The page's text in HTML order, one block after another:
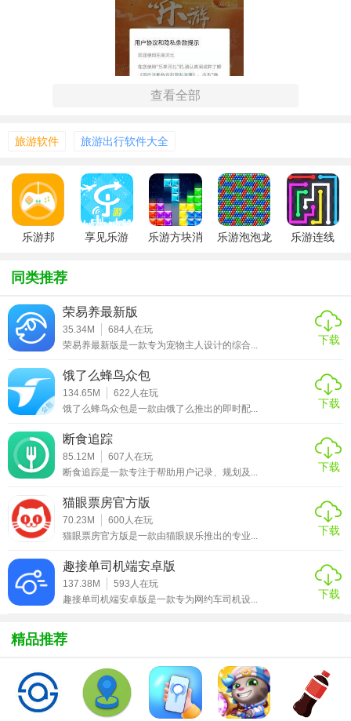
【乐游冀特色】
景点图片、视频、历史背景等，让用户更全面地了解目的
地。
2. 智能规划：根据用户的偏好和预算，智能推荐合适的旅游
3. 实用工具：内置地图导航、天气预报、汇率换算等实用工
具，方便用户出行。
4. 互动社区：用户可以在社区中分享旅行经验、交流攻略，
与志同道合的旅行者互动。
【乐游冀内容】
1. 国内游：涵盖中国各大城市的旅游景点、美食、住宿等信
息。
2. 国际游：提供全球热门旅游目的地的详细介绍，包括签证
办理、交通指南等。
地准备旅行。
4. 在线预订：支持酒店、机票、门票等在线预订，方便快
捷。
查看全部
旅游软件 旅游出行软件大全
乐游邦 享见乐游
乐游方块消
乐游泡泡龙 乐游连线
同类推荐
荣易养最新版
35.34M 684人在玩
荣易养最新版是一款专为宠物主人设计的综合...
下载
饿了么蜂鸟众包
134.65M 622 人在玩
饿了么蜂鸟众包是一款由饿了么推出的即时配...
下载
断食追踪
85.12M 607 人在玩
断食追踪是一款专注于帮助用户记录、规划及...
下载
猫眼票房官方版
70.23M 600人在玩
猫眼票房官方版是一款由猫眼娱乐推出的专业...
下载
趣接单司机端安卓版
137.38M 593 人在玩
趣接单司机端安卓版是一款专为网约车司机设...
下载
精品推荐